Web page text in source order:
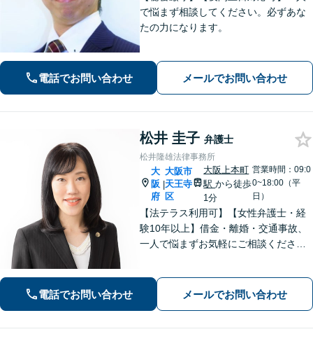
で悩まず相談してください。必ずあな
たの力になります。
電話でお問い合わせ メールでお問い合わせ
松井 圭子 弁護士
松井隆雄法律事務所
大
阪
府
|
大阪市
天王寺
区
大阪上本町
駅から徒歩
1分
営業時間：09:0
0~18:00（平
日）
【法テラス利用可】【女性弁護士・経
験10年以上】借金・離婚・交通事故、
一人で悩まずお気軽にご相談ください
迎【谷町九丁目駅・大阪上本町駅から
地下で直結／近鉄沿線からアクセス良
電話でお問い合わせ メールでお問い合わせ